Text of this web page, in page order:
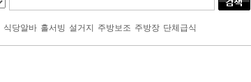
식당알바 홀서빙 설거지 주방보조 주방장 단체급식